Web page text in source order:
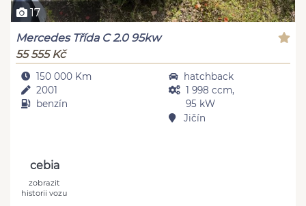
17
Mercedes Třída C 2.0 95kw
55 555 Kč
150 000 Km
2001
benzín
hatchback
1 998 ccm,
95 kW
Jičín
cebia
zobrazit
historii vozu